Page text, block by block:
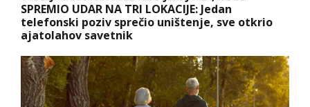
SPREMIO UDAR NA TRI LOKACIJE: Jedan
telefonski poziv sprečio uništenje, sve otkrio
ajatolahov savetnik